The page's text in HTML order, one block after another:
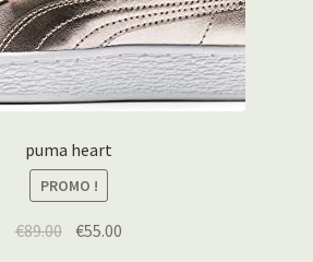
puma heart
PROMO !
€89.00 €55.00